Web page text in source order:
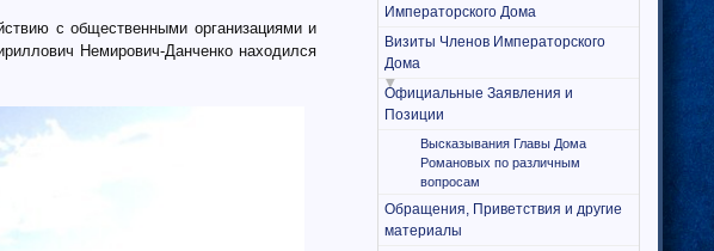
с общественными организациями и
Немирович-Данченко находился
Императорского Дома
Визиты Членов Императорского
Дома
Официальные Заявления и
Позиции
Высказывания Главы Дома
Романовых по различным
вопросам
Обращения, Приветствия и другие
материалы